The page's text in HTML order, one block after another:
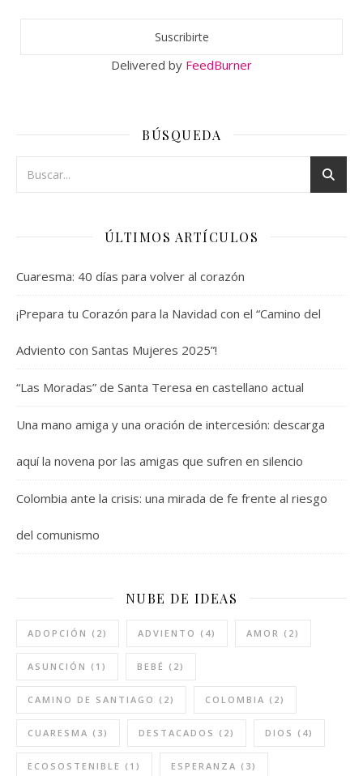
Delivered by FeedBurner
BÚSQUEDA
ÚLTIMOS ARTÍCULOS
Cuaresma: 40 días para volver al corazón
¡Prepara tu Corazón para la Navidad con el “Camino del
Adviento con Santas Mujeres 2025”!
“Las Moradas” de Santa Teresa en castellano actual
Una mano amiga y una oración de intercesión: descarga
aquí la novena por las amigas que sufren en silencio
Colombia ante la crisis: una mirada de fe frente al riesgo
del comunismo
NUBE DE IDEAS
ADOPCIÓN (2) ADVIENTO (4) AMOR (2)
ASUNCIÓN (1) BEBÉ (2)
CAMINO DE SANTIAGO (2) COLOMBIA (2)
CUARESMA (3) DESTACADOS (2) DIOS (4)
ECOSOSTENIBLE (1) ESPERANZA (3)